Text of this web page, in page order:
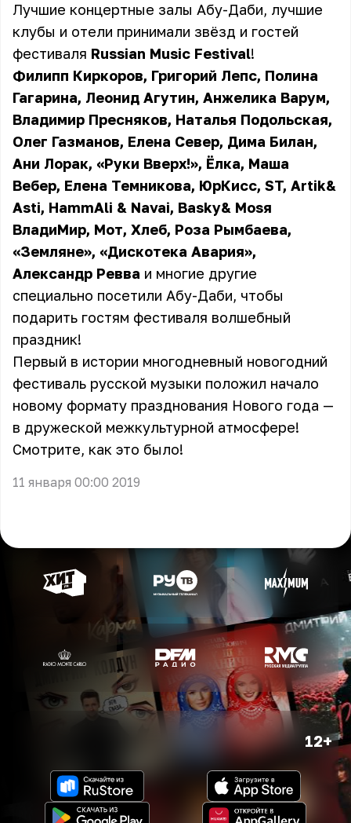
Лучшие концертные залы Абу-Даби, лучшие
клубы и отели принимали звёзд и гостей
фестиваля Russian Music Festival!
Филипп Киркоров, Григорий Лепс, Полина
Гагарина, Леонид Агутин, Анжелика Варум,
Владимир Пресняков, Наталья Подольская,
Олег Газманов, Елена Север, Дима Билан,
Ани Лорак, «Руки Вверх!», Ёлка, Маша
Вебер, Елена Темникова, ЮрКисс, ST, Artik&
Asti, HammAli & Navai, Basky& Mosя
ВладиМир, Мот, Хлеб, Роза Рымбаева,
«Земляне», «Дискотека Авария»,
Александр Ревва и многие другие
специально посетили Абу-Даби, чтобы
подарить гостям фестиваля волшебный
праздник!
Первый в истории многодневный новогодний
фестиваль русской музыки положил начало
новому формату празднования Нового года —
в дружеской межкультурной атмосфере!
Смотрите, как это было!
11 января 00:00 2019
12+